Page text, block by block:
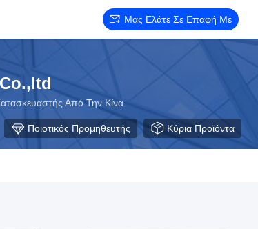
Μας Ελάτε Σε Επαφή Με
Από Την Κίνα
Ποιοτικός Προμηθευτής Κύρια Προϊόντα